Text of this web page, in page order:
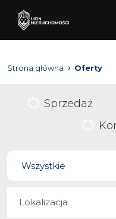
Strona główna Oferty
Sprzedaż